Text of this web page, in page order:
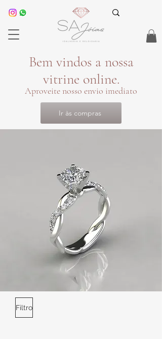
Bem vindos a nossa
vitrine online.
Aproveite nosso envio imediato
Ir às compras
Filtro